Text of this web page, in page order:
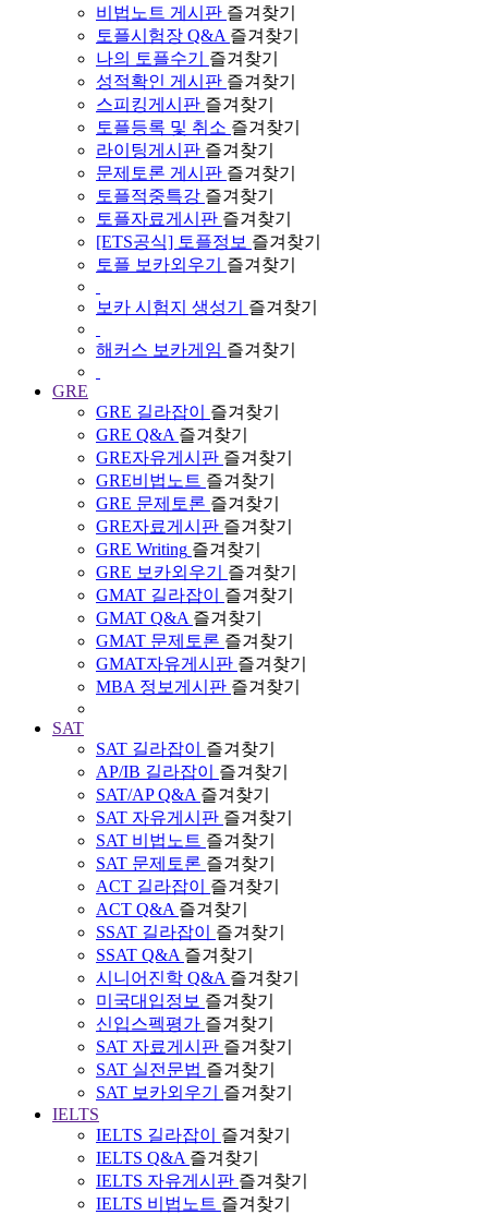
비법노트 게시판 즐겨찾기
토플시험장 Q&A 즐겨찾기
나의 토플수기
즐겨찾기
성적확인 게시판 즐겨찾기
스피킹게시판 즐겨찾기
토플등록 및 취소 즐겨찾기
라이팅게시판 즐겨찾기
문제토론 게시판 즐겨찾기
토플적중특강 즐겨찾기
토플자료게시판 즐겨찾기
[ETS공식] 토플정보 즐겨찾기
토플 보카외우기
즐겨찾기
보카 시험지 생성기 즐겨찾기
해커스 보카게임 즐겨찾기
GRE
GRE 길라잡이
즐겨찾기
GRE Q&A 즐겨찾기
GRE자유게시판 즐겨찾기
GRE비법노트 즐겨찾기
GRE 문제토론 즐겨찾기
GRE자료게시판 즐겨찾기
GRE Writing 즐겨찾기
GRE 보카외우기
즐겨찾기
GMAT 길라잡이
즐겨찾기
GMAT Q&A 즐겨찾기
GMAT 문제토론 즐겨찾기
GMAT자유게시판 즐겨찾기
MBA 정보게시판 즐겨찾기
SAT
SAT 길라잡이
즐겨찾기
AP/IB 길라잡이
즐겨찾기
SAT/AP Q&A 즐겨찾기
SAT 자유게시판 즐겨찾기
SAT 비법노트 즐겨찾기
SAT 문제토론 즐겨찾기
ACT 길라잡이
즐겨찾기
ACT Q&A 즐겨찾기
SSAT 길라잡이
즐겨찾기
SSAT Q&A 즐겨찾기
시니어진학 Q&A 즐겨찾기
미국대입정보 즐겨찾기
신입스펙평가 즐겨찾기
SAT 자료게시판 즐겨찾기
SAT 실전문법 즐겨찾기
SAT 보카외우기
즐겨찾기
IELTS
IELTS 길라잡이
즐겨찾기
IELTS Q&A 즐겨찾기
IELTS 자유게시판 즐겨찾기
IELTS 비법노트 즐겨찾기